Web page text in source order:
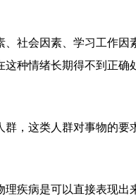
社会因素、学习工作
种情绪长期得不到正
，这类人群对事物的
疾病是可以直接表现